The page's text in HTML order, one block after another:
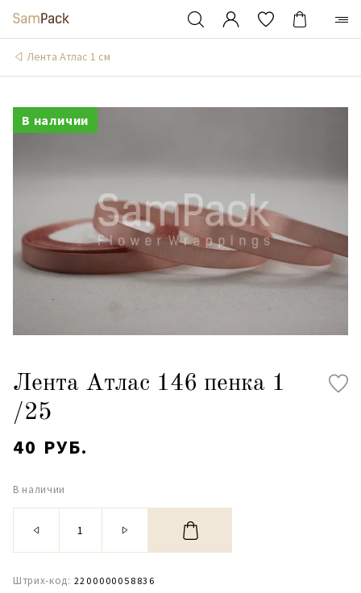
Лента Атлас 1 см
В наличии
Лента Атлас 146 пенка 1
/25
40 РУБ.
В наличии
Штрих-код: 2200000058836